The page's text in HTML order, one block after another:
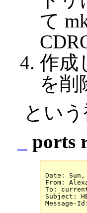
て
作成
を削
とい
ports
Date: Sun,
From:
To:
Subject:
Message-